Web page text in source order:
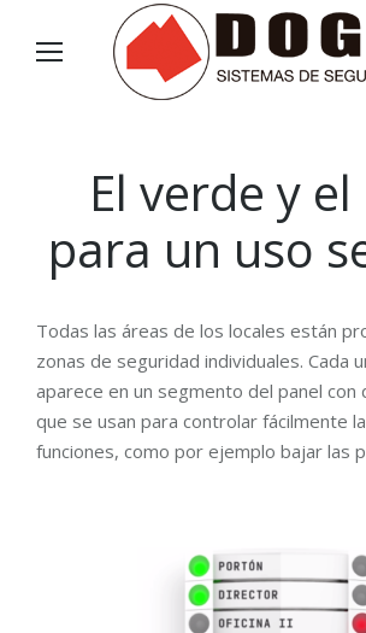
El verde y
para un uso
Todas las áreas de los locales están
zonas de seguridad individuales. Cada
aparece en un segmento del panel con
que se usan para controlar fácilmente
funciones, como por ejemplo bajar las